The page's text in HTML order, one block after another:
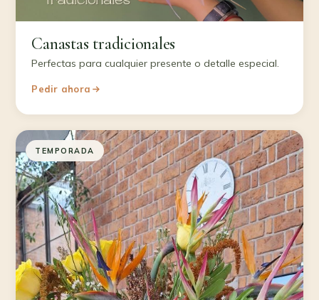
Canastas tradicionales
Perfectas para cualquier presente o detalle especial.
Pedir ahora
TEMPORADA